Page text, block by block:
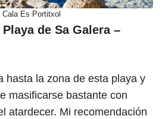
Cala Es Portitxol
Playa de Sa Galera–
hasta la zona de esta playa y
masificarse bastante con
atardecer. Mi recomendación